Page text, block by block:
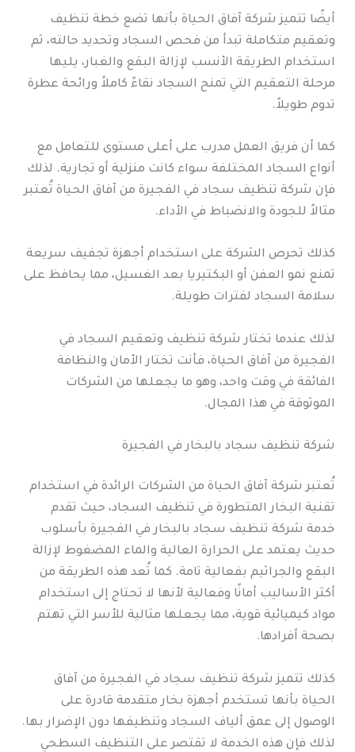
أيضًا تتميز شركة آفاق الحياة بأنها تضع خطة تنظيف
وتعقيم متكاملة تبدأ من فحص السجاد وتحديد حالته، ثم
استخدام الطريقة الأنسب لإزالة البقع والغبار، يليها
مرحلة التعقيم التي تمنح السجاد نقاءً كاملاً ورائحة عطرة
تدوم طويلاً.
كما أن فريق العمل مدرب على أعلى مستوى للتعامل مع
أنواع السجاد المختلفة سواء كانت منزلية أو تجارية. لذلك
فإن شركة تنظيف سجاد في الفجيرة من آفاق الحياة تُعتبر
مثالاً للجودة والانضباط في الأداء.
كذلك تحرص الشركة على استخدام أجهزة تجفيف سريعة
تمنع نمو العفن أو البكتيريا بعد الغسيل، مما يحافظ على
سلامة السجاد لفترات طويلة.
لذلك عندما تختار شركة تنظيف وتعقيم السجاد في
الفجيرة من آفاق الحياة، فأنت تختار الأمان والنظافة
الفائقة في وقت واحد، وهو ما يجعلها من الشركات
الموثوقة في هذا المجال.
شركة تنظيف سجاد بالبخار في الفجيرة
تُعتبر شركة آفاق الحياة من الشركات الرائدة في استخدام
تقنية البخار المتطورة في تنظيف السجاد، حيث تقدم
خدمة شركة تنظيف سجاد بالبخار في الفجيرة بأسلوب
حديث يعتمد على الحرارة العالية والماء المضغوط لإزالة
البقع والجراثيم بفعالية تامة. كما تُعد هذه الطريقة من
أكثر الأساليب أمانًا وفعالية لأنها لا تحتاج إلى استخدام
مواد كيميائية قوية، مما يجعلها مثالية للأسر التي تهتم
بصحة أفرادها.
كذلك تتميز شركة تنظيف سجاد في الفجيرة من آفاق
الحياة بأنها تستخدم أجهزة بخار متقدمة قادرة على
الوصول إلى عمق ألياف السجاد وتنظيفها دون الإضرار بها.
لذلك فإن هذه الخدمة لا تقتصر على التنظيف السطحي